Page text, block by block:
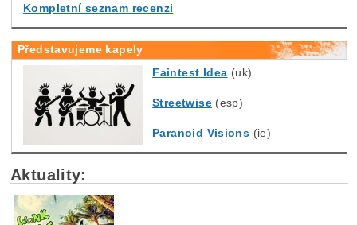
Kompletní seznam recenzi
Představujeme kapely
Faintest Idea (uk)
Streetwise(esp)
Paranoid Visions (ie)
Aktuality: